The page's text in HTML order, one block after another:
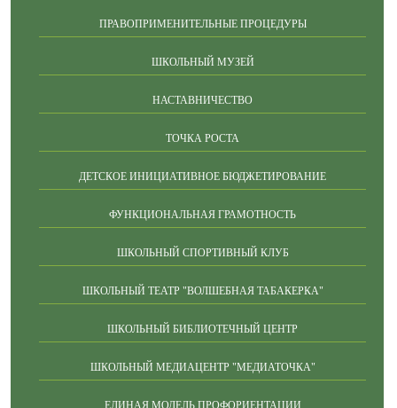
ПРАВОПРИМЕНИТЕЛЬНЫЕ ПРОЦЕДУРЫ
ШКОЛЬНЫЙ МУЗЕЙ
НАСТАВНИЧЕСТВО
ТОЧКА РОСТА
ДЕТСКОЕ ИНИЦИАТИВНОЕ БЮДЖЕТИРОВАНИЕ
ФУНКЦИОНАЛЬНАЯ ГРАМОТНОСТЬ
ШКОЛЬНЫЙ СПОРТИВНЫЙ КЛУБ
ШКОЛЬНЫЙ ТЕАТР "ВОЛШЕБНАЯ ТАБАКЕРКА"
ШКОЛЬНЫЙ БИБЛИОТЕЧНЫЙ ЦЕНТР
ШКОЛЬНЫЙ МЕДИАЦЕНТР "МЕДИАТОЧКА"